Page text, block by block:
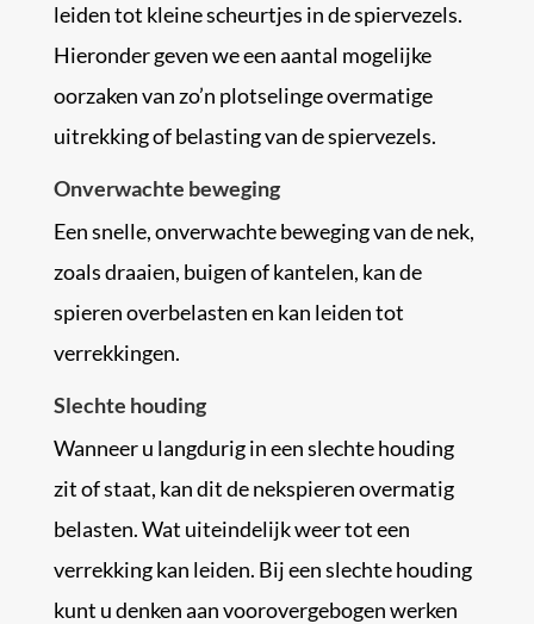
leiden tot kleine scheurtjes in de spiervezels.
Hieronder geven we een aantal mogelijke
oorzaken van zo’n plotselinge overmatige
uitrekking of belasting van de spiervezels.
Onverwachte beweging
Een snelle, onverwachte beweging van de nek,
zoals draaien, buigen of kantelen, kan de
spieren overbelasten en kan leiden tot
verrekkingen.
Slechte houding
Wanneer u langdurig in een slechte houding
zit of staat, kan dit de nekspieren overmatig
belasten. Wat uiteindelijk weer tot een
verrekking kan leiden. Bij een slechte houding
kunt u denken aan voorovergebogen werken